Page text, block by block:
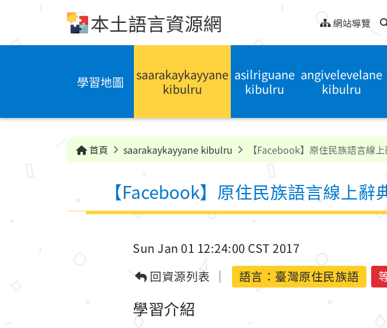
本土語言資源網 網站導覽
學習地圖
saarakaykayyane
kibulru
asilriguane
kibulru
angivelevelane
kibulru
首頁 saarakaykayyane kibulru 【Facebook】原住民族語言線
【Facebook】原住民族語言線上辭
Sun Jan 01 12:24:00 CST 2017
回資源列表
語言： 臺灣原住民族語
學習介紹